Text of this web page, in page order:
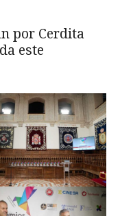
por Cerdita
este